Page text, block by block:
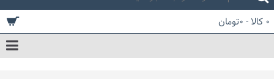
0 کالا - 0تومان